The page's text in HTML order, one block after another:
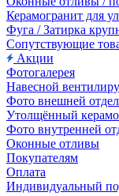
Керамогранит для
Фуга / Затирка
Сопутствующие
Акции
Фотогалерея
Навесной
Фото внешней
Утолщённый
Фото внутренней
Оконные отливы
Покупателям
Оплата
Индивидуальный